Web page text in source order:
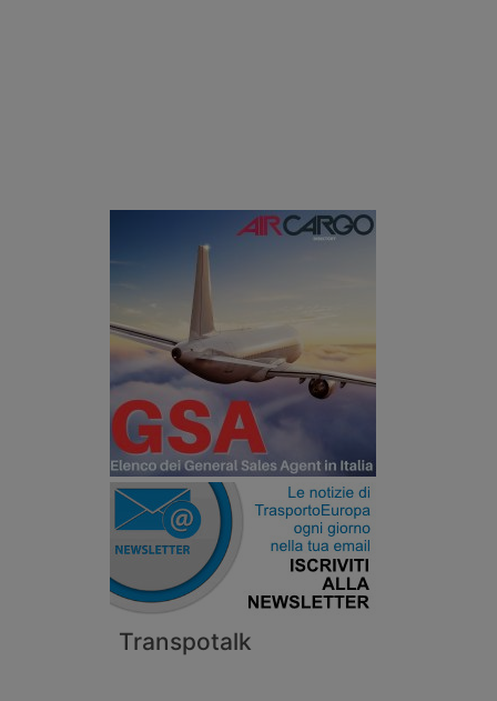
Transpotalk